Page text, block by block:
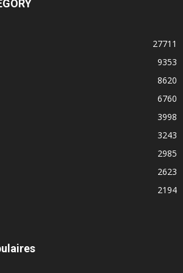
27711
9353
8620
6760
3998
3243
2985
2623
2194